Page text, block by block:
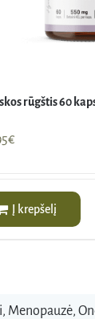
rūgštis 60
€
Į krepšelį
, Menopauzė,